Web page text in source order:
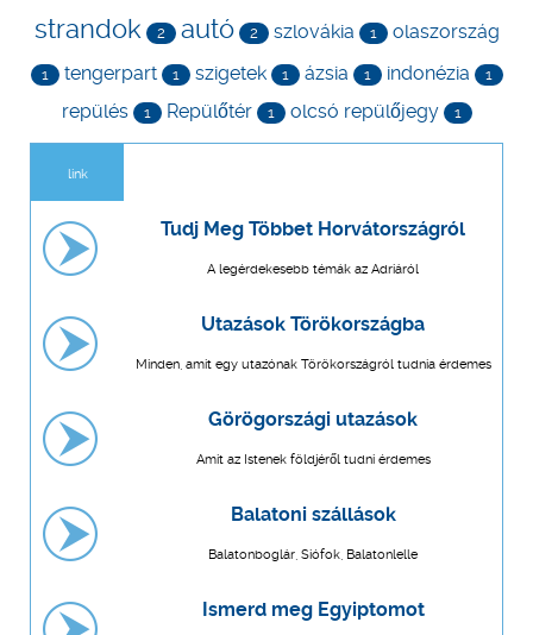
strandok 2 autó 2 szlovákia 1 olaszország
1 tengerpart 1 szigetek 1 ázsia 1 indonézia 1
repülés 1 Repülőtér 1 olcsó repülőjegy 1
link
Tudj Meg Többet Horvátországról
A legérdekesebb témák az Adriáról
Utazások Törökországba
Minden, amit egy utazónak Törökországról tudnia érdemes
Görögországi utazások
Amit az Istenek földjéről tudni érdemes
Balatoni szállások
Balatonboglár, Siófok, Balatonlelle
Ismerd meg Egyiptomot